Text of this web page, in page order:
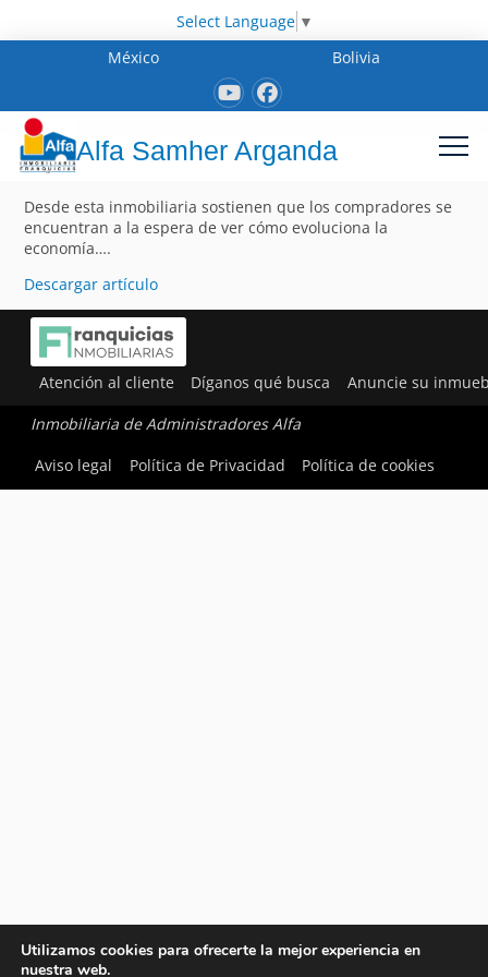
Select Language ▼
México
Bolivia
Alfa Samher Arganda
Desde esta inmobiliaria sostienen que los compradores se
encuentran a la espera de ver cómo evoluciona la
economía….
Descargar artículo
Atención al cliente Díganos qué busca Anuncie su
Inmobiliaria de Administradores Alfa
Aviso legal
Política de Privacidad Política de cookies
Utilizamos cookies para ofrecerte la mejor experiencia en
nuestra web.